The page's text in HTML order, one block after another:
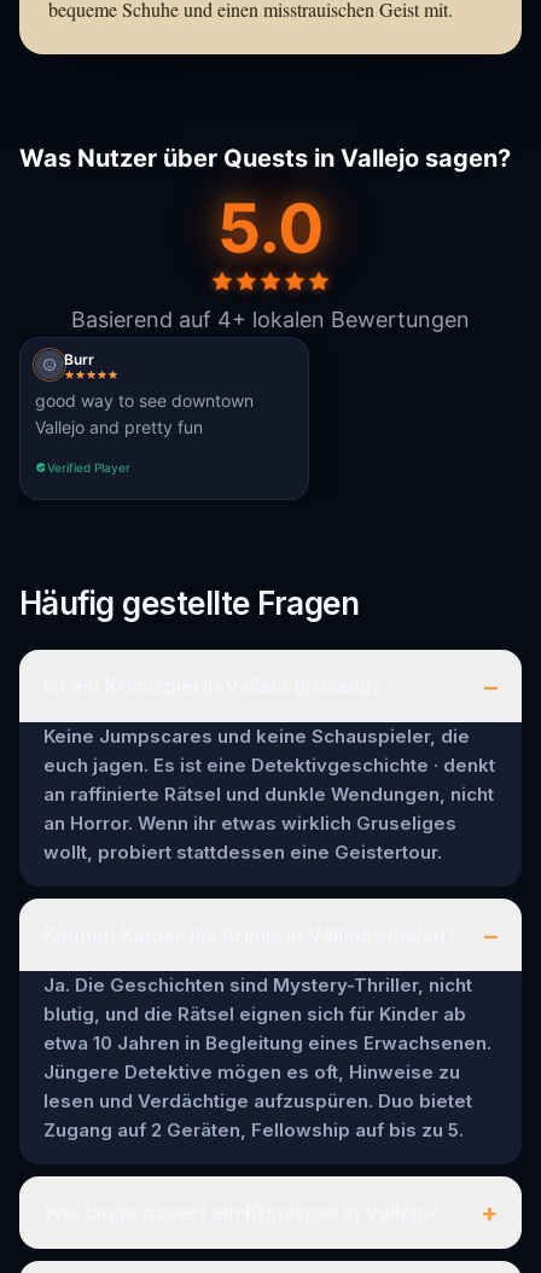
bequeme Schuhe und einen misstrauischen Geist mit.
Was Nutzer über Quests in Vallejo sagen?
5.0
Basierend auf 4+ lokalen Bewertungen
Burr
good way to see downtown
Vallejo and pretty fun
Verified Player
Häufig gestellte Fragen
–
Keine Jumpscares und keine Schauspieler, die
euch jagen. Es ist eine Detektivgeschichte · denkt
an raffinierte Rätsel und dunkle Wendungen, nicht
an Horror. Wenn ihr etwas wirklich Gruseliges
wollt, probiert stattdessen eine Geistertour.
–
Ja. Die Geschichten sind Mystery-Thriller, nicht
blutig, und die Rätsel eignen sich für Kinder ab
etwa 10 Jahren in Begleitung eines Erwachsenen.
Jüngere Detektive mögen es oft, Hinweise zu
lesen und Verdächtige aufzuspüren. Duo bietet
Zugang auf 2 Geräten, Fellowship auf bis zu 5.
+